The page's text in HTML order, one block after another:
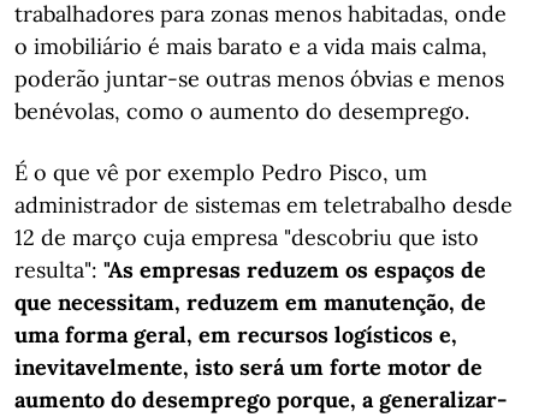
trabalhadores para zonas menos habitadas, onde
o imobiliário é mais barato e a vida mais calma,
poderão juntar-se outras menos óbvias e menos
benévolas, como o aumento do desemprego.
É o que vê por exemplo Pedro Pisco, um
administrador de sistemas em teletrabalho desde
12 de março cuja empresa "descobriu que isto
resulta": "As empresas reduzem os espaços de
que necessitam, reduzem em manutenção, de
uma forma geral, em recursos logísticos e,
inevitavelmente, isto será um forte motor de
aumento do desemprego porque, a generalizar-